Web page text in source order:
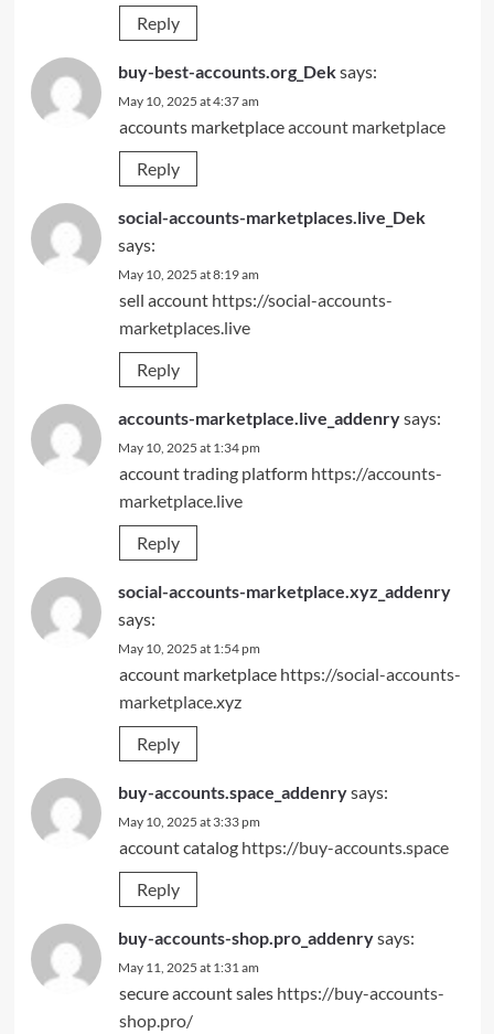
Reply
buy-best-accounts.org_Deksays:
May 10, 2025 at 4:37 am
accounts marketplaceaccount marketplace
Reply
social-accounts-marketplaces.live_Dek
says:
May 10, 2025 at 8:19 am
sell account https://social-accounts-
marketplaces.live
Reply
accounts-marketplace.live_addenrysays:
May 10, 2025 at 1:34 pm
account trading platform https://accounts-
marketplace.live
Reply
social-accounts-marketplace.xyz_addenry
says:
May 10, 2025 at 1:54 pm
account marketplace https://social-accounts-
marketplace.xyz
Reply
buy-accounts.space_addenrysays:
May 10, 2025 at 3:33 pm
account catalog https://buy-accounts.space
Reply
buy-accounts-shop.pro_addenrysays:
May 11, 2025 at 1:31 am
secure account sales https://buy-accounts-
shop.pro/